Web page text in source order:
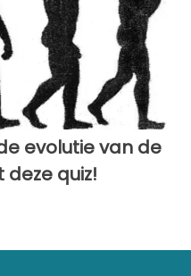
evolutie van de
deze quiz!